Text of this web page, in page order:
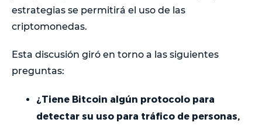
estrategias se permitirá el uso de las
criptomonedas.
Esta discusión giró en torno a las siguientes
preguntas:
¿Tiene Bitcoin algún protocolo para
detectar su uso para tráfico de personas,